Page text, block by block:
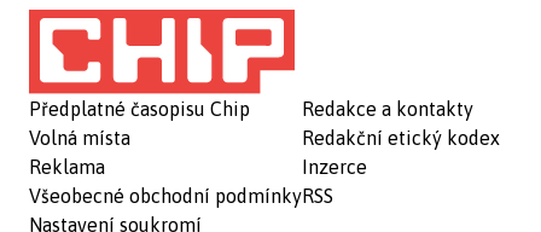
Předplatné časopisu Chip
Volná místa
Reklama
Všeobecné obchodní podmínky
Nastavení soukromí
Redakce a kontakty
Redakční etický kodex
Inzerce
RSS